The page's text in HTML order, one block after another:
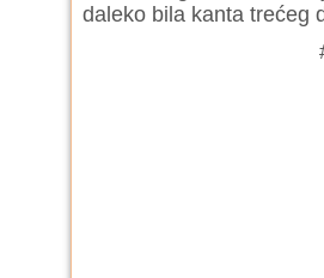
daleko bila kanta trećeg